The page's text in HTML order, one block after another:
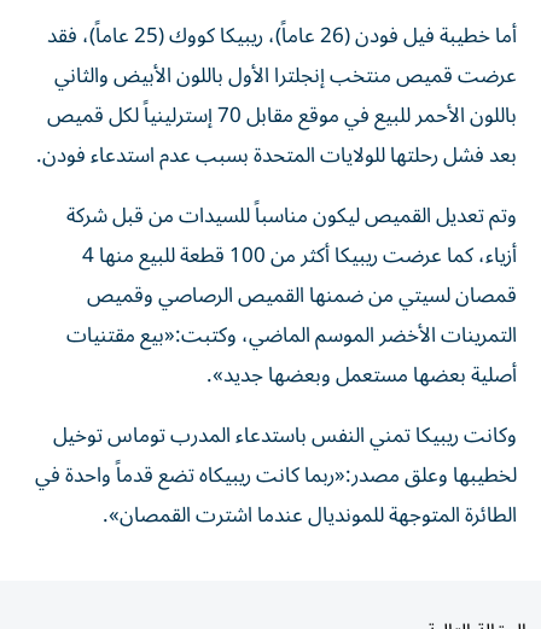
أما خطيبة فيل فودن (26 عاماً)، ريبيكا كووك (25 عاماً)، فقد
عرضت قميص منتخب إنجلترا الأول باللون الأبيض والثاني
باللون الأحمر للبيع في موقع مقابل 70 إسترلينياً لكل قميص
بعد فشل رحلتها للولايات المتحدة بسبب عدم استدعاء فودن.
وتم تعديل القميص ليكون مناسباً للسيدات من قبل شركة
أزياء، كما عرضت ريبيكا أكثر من 100 قطعة للبيع منها 4
قمصان لسيتي من ضمنها القميص الرصاصي وقميص
التمرينات الأخضر الموسم الماضي، وكتبت:«بيع مقتنيات
أصلية بعضها مستعمل وبعضها جديد».
وكانت ريبيكا تمني النفس باستدعاء المدرب توماس توخيل
لخطيبها وعلق مصدر:«ربما كانت ريبيكاه تضع قدماً واحدة في
الطائرة المتوجهة للمونديال عندما اشترت القمصان».